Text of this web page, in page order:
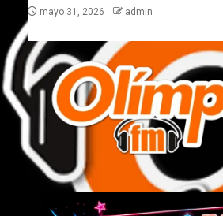
mayo 31, 2026 admin